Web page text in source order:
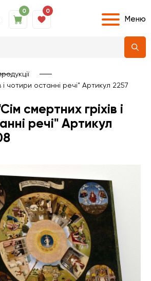
0 0
Меню
і чотири останні речі" Артикул 2257
смертних гріхів і
речі" Артикул